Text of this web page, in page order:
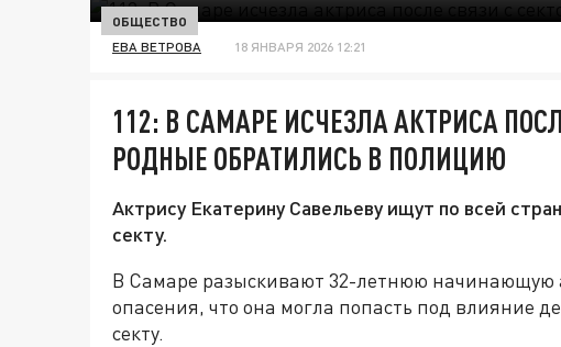
ОБЩЕСТВО
ЕВА ВЕТРОВА 18 ЯНВАРЯ 2026 12:21
112: В САМАРЕ ИСЧЕЗЛА АКТРИСА
РОДНЫЕ ОБРАТИЛИСЬ В ПОЛИЦИЮ
Актрису Екатерину Савельеву ищут по всей
секту.
В Самаре разыскивают 32-летнюю начинающую
опасения, что она могла попасть под влияние
секту.